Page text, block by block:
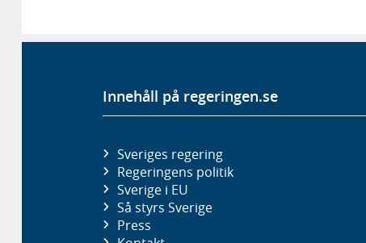
Innehåll på regeringen.se
Sveriges regering
Regeringens politik
Sverige i EU
Så styrs Sverige
Press